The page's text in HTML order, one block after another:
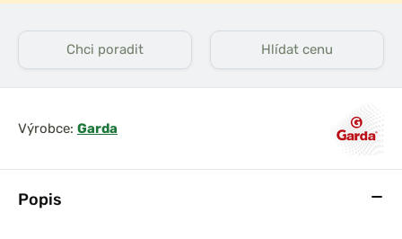
Popis
Chci poradit Hlídat cenu
Výrobce: Garda